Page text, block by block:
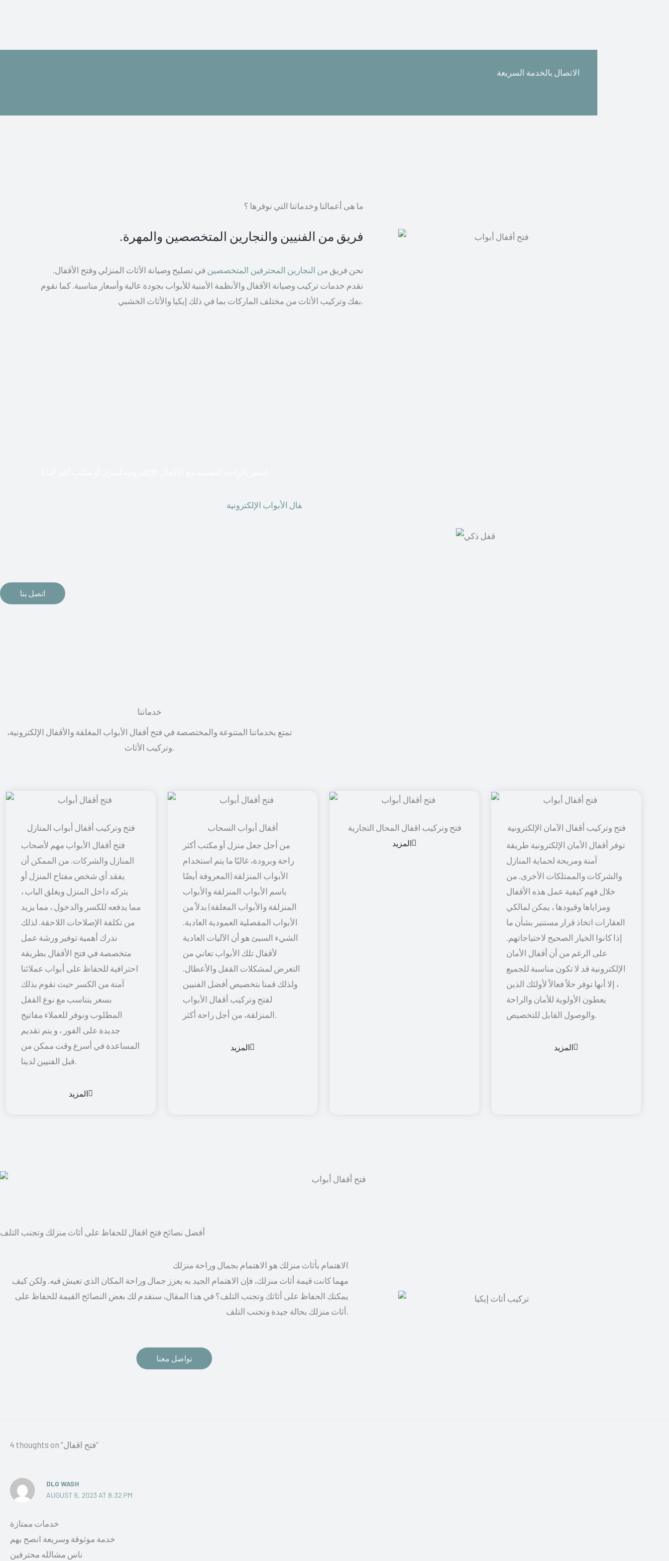
الاتصال بالخدمة السريعة
ما هى أعمالنا وخدماتنا التي نوفرها ؟
فريق من الفنيين والنجارين المتخصصين والمهرة.
نحن فريق من النجارين المحترفين المتخصصين في تصليح وصيانة الأثاث المنزلي وفتح الأقفال.
نقدم خدمات تركيب وصيانة الأقفال والأنظمة الأمنية للأبواب بجودة عالية وأسعار مناسبة. كما نقوم
فال الأبواب الإلكترونية
اتصل بنا
خدماتنا
تمتع بخدماتنا المتنوعة والمختصصة في فتح أقفال الأبواب المغلقة والأقفال الإلكترونية،
وتركيب الأثاث.
فتح وتركيب أقفال أبواب المنازل
فتح أقفال الأبواب مهم لأصحاب
المنازل والشركات. من الممكن أن
يفقد أي شخص مفتاح المنزل أو
يتركه داخل المنزل ويغلق الباب ،
مما يدفعه للكسر والدخول ، مما يزيد
من تكلفة الإصلاحات اللاحقة. لذلك
ندرك أهمية توفير ورشة عمل
متخصصة في فتح الأقفال بطريقة
احترافية للحفاظ على أبواب عملائنا
آمنة من الكسر حيث نقوم بذلك
بسعر يتناسب مع نوع القفل
المطلوب ونوفر للعملاء مفاتيح
جديدة على الفور ، و يتم تقديم
المساعدة في أسرع وقت ممكن من
قبل الفنيين لدينا.
المزيد
أقفال أبواب السحاب
من أجل جعل منزل أو مكتب أكثر
راحة وبرودة، غالبًا ما يتم استخدام
الأبواب المنزلقة (المعروفة أيضًا
باسم الأبواب المنزلقة والأبواب
المنزلقة والأبواب المعلقة) بدلاً من
الأبواب المفصلية العمودية العادية.
الشيء السيئ هو أن الآليات العادية
لأقفال تلك الأبواب تعاني من
التعرض لمشكلات القفل والأعطال.
ولذلك قمنا بتخصيص أفضل الفنيين
لفتح وتركيب أقفال الأبواب
المنزلقة، من أجل راحة أكثر.
المزيد
فتح وتركيب اقفال المحال التجارية
المزيد
توفر أقفال الأمان الإلكترونية طريقة
آمنة ومريحة لحماية المنازل
والشركات والممتلكات الأخرى. من
خلال فهم كيفية عمل هذه الأقفال
ومزاياها وقيودها ، يمكن لمالكي
العقارات اتخاذ قرار مستنير بشأن ما
إذا كانوا الخيار الصحيح لاحتياجاتهم.
على الرغم من أن أقفال الأمان
الإلكترونية قد لا تكون مناسبة للجميع
، إلا أنها توفر حلاً فعالاً لأولئك الذين
يعطون الأولوية للأمان والراحة
والوصول القابل للتخصيص.
المزيد
أفضل نصائح فتح اقفال للحفاظ على أثاث منزلك وتجنب التلف
الاهتمام بأثاث منزلك هو الاهتمام بجمال وراحة منزلك
مهما كانت قيمة أثاث منزلك، فإن الاهتمام الجيد به يعزز جمال وراحة المكان الذي تعيش فيه. ولكن كيف
يمكنك الحفاظ على أثاثك وتجنب التلف؟ في هذا المقال، سنقدم لك بعض النصائح القيمة للحفاظ على
تواصل معنا
4 thoughts on “فتح اقفال”
DLO WASH
AUGUST 6, 2023 AT 8:32 PM
خدمات ممتازة
خدمة موثوقة وسريعة انصح بهم
ناس مشالله محترفين